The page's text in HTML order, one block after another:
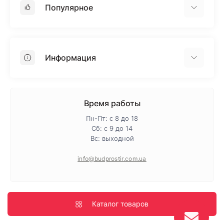
Популярное
ПенопластИнформация
Политика конфиденциальности
Время работы
Пн-Пт: с 8 до 18
Сб: с 9 до 14
Вс: выходной
info@budprostir.com.ua
Каталог товаров